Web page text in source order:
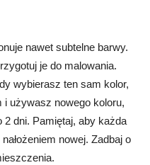
nawet subtelne barwy.
je do malowania.
wybierasz ten sam kolor,
i używasz nowego koloru,
2 dni. Pamiętaj, aby każda
nowej. Zadbaj o